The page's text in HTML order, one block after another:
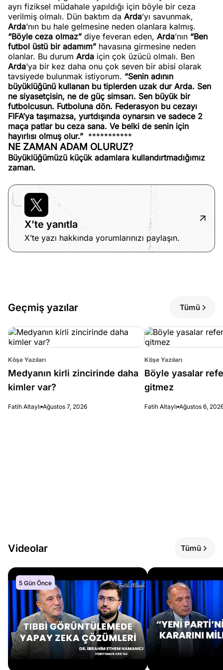
ayrı fiziksel müdahale yapıldığı için böyle bir ceza
verilmiş olmalı. Dün baktım da Arda’yı savunmak,
Arda’nın bu hale gelmesine neden olanlara kalmış.
“Böyle ceza olmaz” diye feveran eden, Arda’nın “Ben
futbol üstü bir adamım” havasına girmesine neden
olanlar. Bu durum Arda için çok üzücü olmalı. Ben
Arda’ya bir kez daha onu çok seven bir abisi olarak
tavsiyede bulunmak istiyorum. “Senin adının
büyüklüğünü kullanan bu tiplerden uzak dur Arda. Sen
ne siyasetçisin, ne de güç simsarı. Sen büyük bir
futbolcusun. Futboluna dön. Federasyon bu cezayı
FIFA’ya taşımazsa, yurtdışında oynarsın ve sadece 2
maça patlar bu ceza sana. Ve belki de senin için
hayırlısı olmuş olur.” ***********
NE ZAMAN ADAM OLURUZ?
Büyüklüğümüzü küçük adamlara kullandırtmadığımız
zaman.
X’te yanıtla
X’te yazı hakkında yorumlarınızı paylaşın.
Geçmiş yazılar Tümü
Köşe Yazıları
Medyanın kirli zincirinde daha
kimler var?
Fatih Altaylı Ağustos 7, 2026
Köşe Yazıları
Böyle yasalar
gitmez
Fatih Altaylı Ağustos 6,
Videolar Tümü
5 Gün Önce